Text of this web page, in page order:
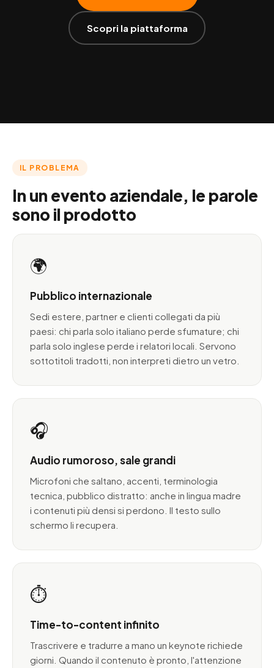
Scopri la piattaforma
IL PROBLEMA
In un evento aziendale, le parole
sono il prodotto
🌍
Pubblico internazionale
Sedi estere, partner e clienti collegati da più
paesi: chi parla solo italiano perde sfumature; chi
parla solo inglese perde i relatori locali. Servono
sottotitoli tradotti, non interpreti dietro un vetro.
🎧
Audio rumoroso, sale grandi
Microfoni che saltano, accenti, terminologia
tecnica, pubblico distratto: anche in lingua madre
i contenuti più densi si perdono. Il testo sullo
schermo li recupera.
⏱️
Time-to-content infinito
Trascrivere e tradurre a mano un keynote richiede
giorni. Quando il contenuto è pronto, l'attenzione